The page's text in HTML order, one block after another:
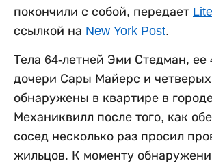
покончили с собой, передает
ссылкой на New York Post.
Тела 64-летней Эми Стедман, ее
дочери Сары Майерс и
обнаружены в квартире в
Механиквилл после того, как
сосед несколько раз просил
жильцов. К моменту